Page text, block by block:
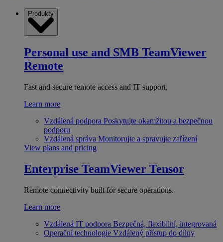
Produkty
Personal use and SMB TeamViewer
Remote
Fast and secure remote access and IT support.
Learn more
Vzdálená podpora Poskytujte okamžitou a bezpečnou
podporu
Vzdálená správa Monitorujte a spravujte zařízení
View plans and pricing
Enterprise TeamViewer Tensor
Remote connectivity built for secure operations.
Learn more
Vzdálená IT podpora Bezpečná, flexibilní, integrovaná
Operační technologie Vzdálený přístup do dílny